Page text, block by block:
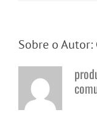
Sobre o Autor: